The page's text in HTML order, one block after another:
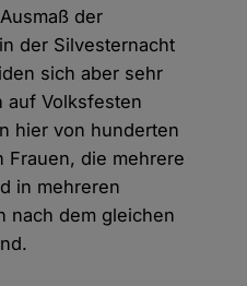
der
der Silvesternacht
sich aber sehr
auf Volksfesten
hier von hunderten
Frauen, die mehrere
in mehreren
nach dem gleichen